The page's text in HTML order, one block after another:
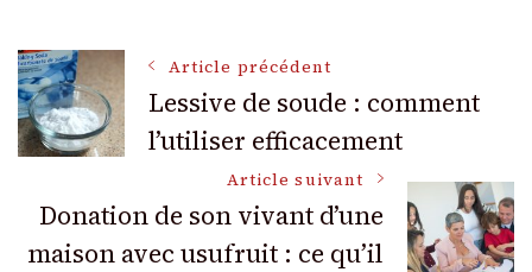
Navigation
des
articles
Article précédent
Lessive de soude : comment
l’utiliser efficacement
Article suivant
Donation de son vivant d’une
maison avec usufruit : ce qu’il